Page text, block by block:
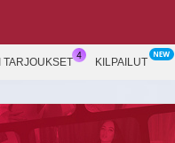
TARJOUKSET KILPAILUT